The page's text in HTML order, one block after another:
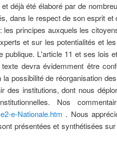
déjà été élaboré par de
dans le respect de son esprit
principes auxquels les
et sur les potentialités et
L'article 11 et ses lois
devra évidemment être
possibilité de réorganisation
des institutions, dont nous
Nos
e-Nationale.htm . Nous
présentées et synthétisées